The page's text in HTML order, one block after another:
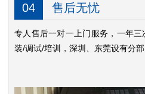
04 售后无忧
专人售后一对一上门服务，一年
装/调试/培训，深圳、东莞设有分